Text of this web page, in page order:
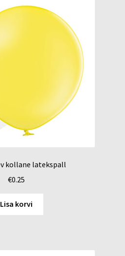
kollane latekspall
€0.25
Lisa korvi